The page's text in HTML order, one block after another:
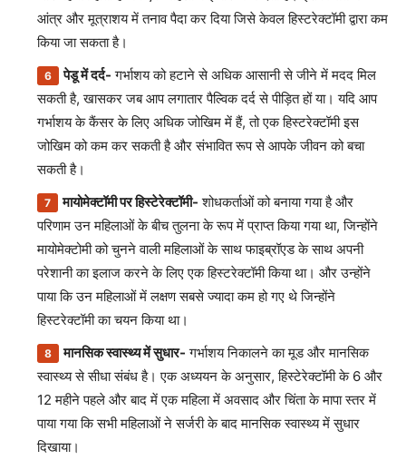
आंत्र और मूत्राशय में तनाव पैदा कर दिया जिसे केवल हिस्टरेक्टॉमी द्वारा कम
किया जा सकता है।
पेडू में दर्द- गर्भाशय को हटाने से अधिक आसानी से जीने में मदद मिल
सकती है, खासकर जब आप लगातार पैल्विक दर्द से पीड़ित हों या। यदि आप
गर्भाशय के कैंसर के लिए अधिक जोखिम में हैं, तो एक हिस्टरेक्टॉमी इस
जोखिम को कम कर सकती है और संभावित रूप से आपके जीवन को बचा
सकती है।
मायोमेक्टॉमी पर हिस्टेरेक्टॉमी- शोधकर्ताओं को बनाया गया है और
परिणाम उन महिलाओं के बीच तुलना के रूप में प्राप्त किया गया था, जिन्होंने
मायोमेक्टोमी को चुनने वाली महिलाओं के साथ फाइब्रॉएड के साथ अपनी
परेशानी का इलाज करने के लिए एक हिस्टरेक्टॉमी किया था। और उन्होंने
पाया कि उन महिलाओं में लक्षण सबसे ज्यादा कम हो गए थे जिन्होंने
हिस्टरेक्टॉमी का चयन किया था।
मानसिक स्वास्थ्य में सुधार- गर्भाशय निकालने का मूड और मानसिक
स्वास्थ्य से सीधा संबंध है। एक अध्ययन के अनुसार, हिस्टेरेक्टॉमी के 6 और
12 महीने पहले और बाद में एक महिला में अवसाद और चिंता के मापा स्तर में
पाया गया कि सभी महिलाओं ने सर्जरी के बाद मानसिक स्वास्थ्य में सुधार
दिखाया।